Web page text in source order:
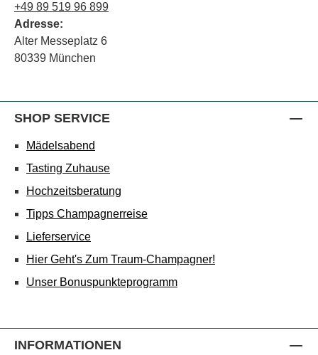
+49 89 519 96 899
Adresse:
Alter Messeplatz 6
80339 München
SHOP SERVICE
Mädelsabend
Tasting Zuhause
Hochzeitsberatung
Tipps Champagnerreise
Lieferservice
Hier Geht's Zum Traum-Champagner!
Unser Bonuspunkteprogramm
INFORMATIONEN